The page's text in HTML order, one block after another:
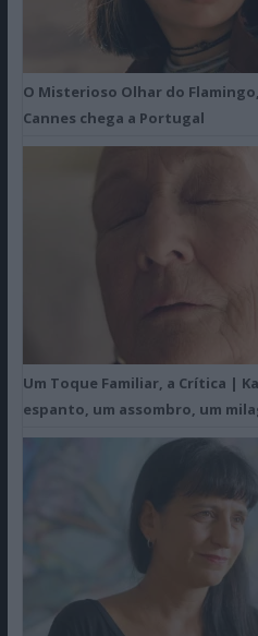
O Misterioso Olhar do
Cannes chega a Portugal
Um Toque Familiar, a Crítica |
espanto, um assombro, um